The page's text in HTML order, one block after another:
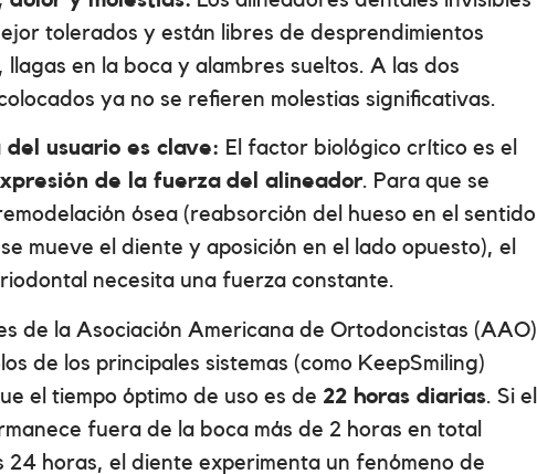
tolerados y están libres de desprendimientos
llagas en la boca y alambres sueltos. A las dos
ya no se refieren molestias significativas.
del usuario es clave: El factor biológico crítico es el
de la fuerza del alineador. Para que se
ósea (reabsorción del hueso en el sentido
mueve el diente y aposición en el lado opuesto), el
necesita una fuerza constante.
de la Asociación Americana de Ortodoncistas (AAO)
de los principales sistemas (como KeepSmiling)
el tiempo óptimo de uso es de 22 horas diarias. Si el
fuera de la boca más de 2 horas en total
24 horas, el diente experimenta un fenómeno de